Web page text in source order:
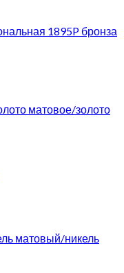
1895P бронза
матовое/золото
матовый/никель